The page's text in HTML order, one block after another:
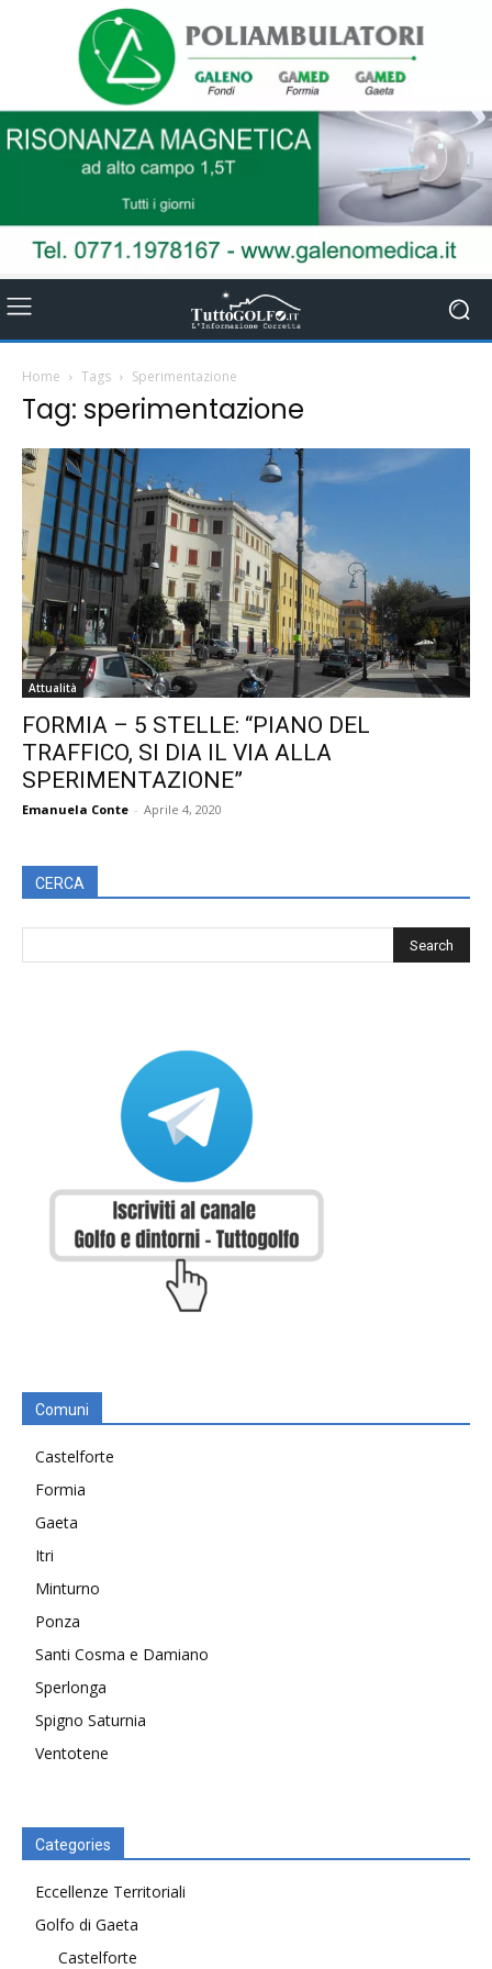
Home Tags Sperimentazione
Tag: sperimentazione
Attualità
FORMIA – 5 STELLE: “PIANO DEL
TRAFFICO, SI DIA IL VIA ALLA
SPERIMENTAZIONE”
Emanuela Conte - Aprile 4, 2020
CERCA
Comuni
Castelforte
Formia
Gaeta
Itri
Minturno
Ponza
Santi Cosma e Damiano
Sperlonga
Spigno Saturnia
Ventotene
Categories
Eccellenze Territoriali
Golfo di Gaeta
Castelforte